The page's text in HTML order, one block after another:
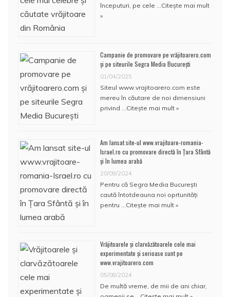
începuturi, pe cele …Citește mai mult
»
Campanie de promovare pe vrăjitoarero.com
și pe siteurile Segra Media București
01/04/2025
Siteul www.vrajitoarero.com este
mereu în căutare de noi dimensiuni
privind …Citește mai mult »
Am lansat site-ul www.vrajitoare-romania-
Israel.ro cu promovare directă în Țara Sfântă
și în lumea arabă
20/09/2024
Pentru că Segra Media București
caută întotdeauna noi oprtunități
pentru …Citește mai mult »
Vrăjitoarele și clarvăzătoarele cele mai
experimentate și serioase sunt pe
www.vrajitoarero.com
05/08/2024
De multă vreme, de mii de ani chiar,